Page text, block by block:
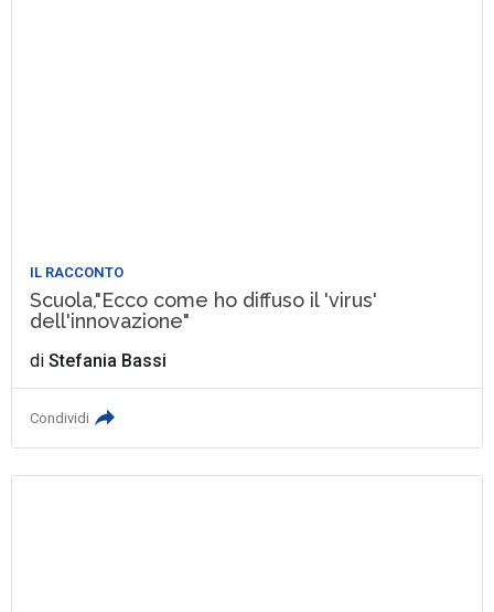
IL RACCONTO
Scuola,"Ecco come ho diffuso il 'virus'
dell'innovazione"
diStefania Bassi
Condividi